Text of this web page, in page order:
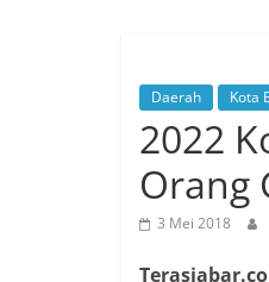
Daerah Kota
2022
Orang
3 Mei 2018
Terasjabar.co